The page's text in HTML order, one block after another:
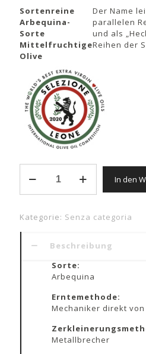
Sortenreine
Arbequina-
Sorte
Mittelfruchtige
Olive
Der Name
parallelen
und als
Reihen der
Menge
In den
Kategorie: Senza categoria
Beschreibung
Sorte:
Arbequina
Erntemethode:
Mechaniker direkt
Metallbrecher